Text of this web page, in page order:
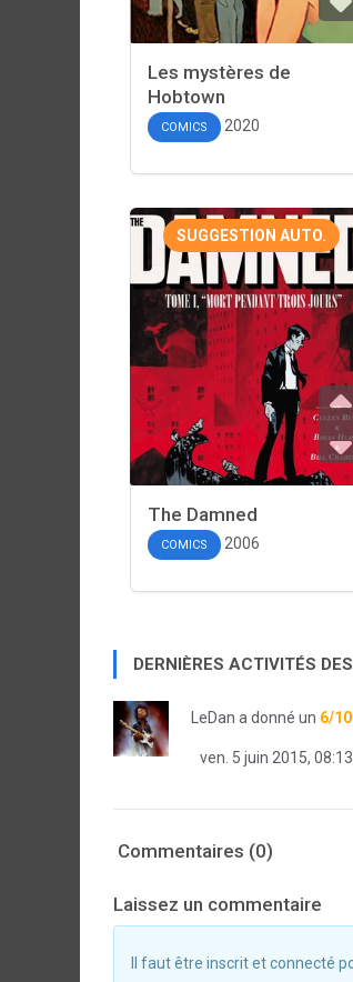
Les mystères de
Hobtown
COMICS 2020
SUGGESTION AUTO.
The Damned
COMICS 2006
DERNIÈRES ACTIVITÉS
LeDan a donné un 6/10
ven. 5 juin 2015, 08:13
Commentaires (0)
Laissez un commentaire
Il faut être inscrit et connecté